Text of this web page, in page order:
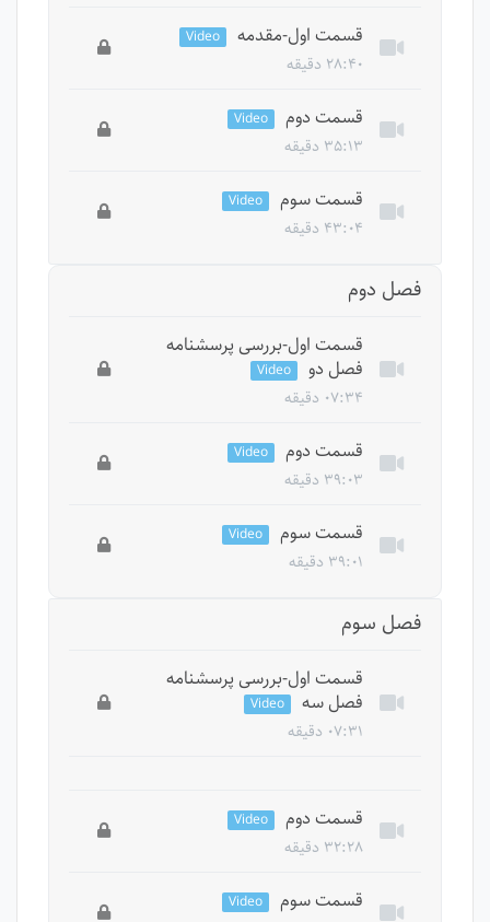
قسمت اول-مقدمه Video
۲۸:۴۰ دقیقه
این درس خصوصی است، برای دسترسی به تمام
درس ها باید دوره را بخرید.
قسمت دوم Video
۳۵:۱۳ دقیقه
این درس خصوصی است، برای دسترسی به تمام
درس ها باید دوره را بخرید.
قسمت سوم Video
۴۳:۰۴ دقیقه
درس ها باید دوره را بخرید.
فصل دوم
قسمت اول-بررسی پرسشنامه
فصل دو
Video
۰۷:۳۴ دقیقه
این درس خصوصی است، برای دسترسی به تمام
درس ها باید دوره را بخرید.
قسمت دوم Video
۳۹:۰۳ دقیقه
این درس خصوصی است، برای دسترسی به تمام
درس ها باید دوره را بخرید.
قسمت سوم Video
۳۹:۰۱ دقیقه
درس ها باید دوره را بخرید.
فصل سوم
قسمت اول-بررسی پرسشنامه
فصل سه
Video
۰۷:۳۱ دقیقه
قسمت دوم Video
۳۲:۲۸ دقیقه
این درس خصوصی است، برای دسترسی به تمام
قسمت سوم Video